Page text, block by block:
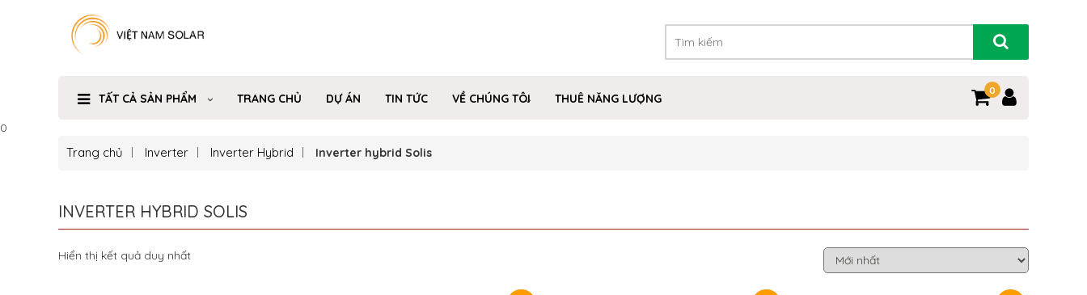
TẤT CẢ SẢN PHẨM TRANG CHỦ DỰ ÁN TIN TỨC VỀ CHÚNG TÔI THUÊ NĂNG LƯỢNG
0
0
Trang chủ Inverter Inverter Hybrid Inverter hybrid Solis
INVERTER HYBRID SOLIS
Hiển thị kết quả duy nhất